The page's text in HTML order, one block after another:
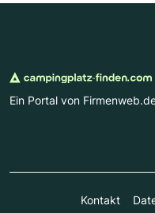
Ein Portal von
Kontakt